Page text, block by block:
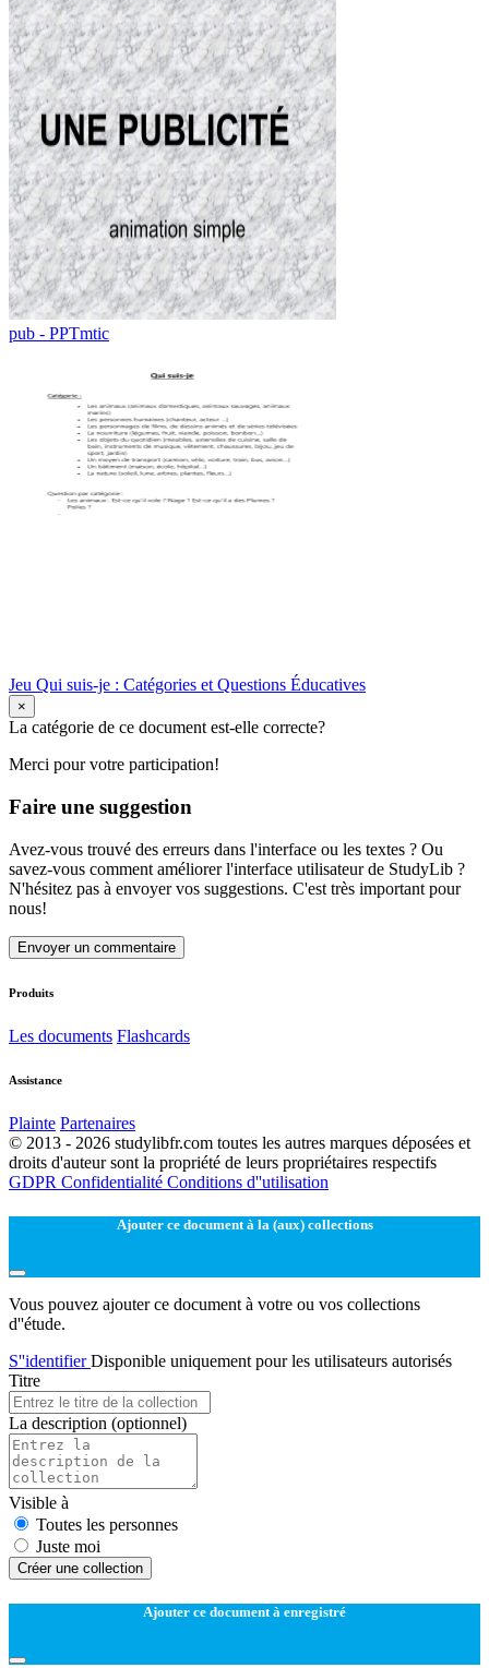
pub - PPTmtic
Jeu Qui suis-je : Catégories et Questions Éducatives
×
La catégorie de ce document est-elle correcte?
Merci pour votre participation!
Faire une suggestion
Avez-vous trouvé des erreurs dans l'interface ou les textes ? Ou
savez-vous comment améliorer l'interface utilisateur de StudyLib ?
N'hésitez pas à envoyer vos suggestions. C'est très important pour
nous!
Envoyer un commentaire
Produits
Les documents Flashcards
Assistance
Plainte Partenaires
© 2013 - 2026 studylibfr.com toutes les autres marques déposées et
droits d'auteur sont la propriété de leurs propriétaires respectifs
GDPR Confidentialité Conditions d''utilisation
Ajouter ce document à la (aux) collections
Vous pouvez ajouter ce document à votre ou vos collections
d''étude.
S''identifierDisponible uniquement pour les utilisateurs autorisés
Titre
La description (optionnel)
Visible à
Toutes les personnes
Juste moi
Créer une collection
Ajouter ce document à enregistré